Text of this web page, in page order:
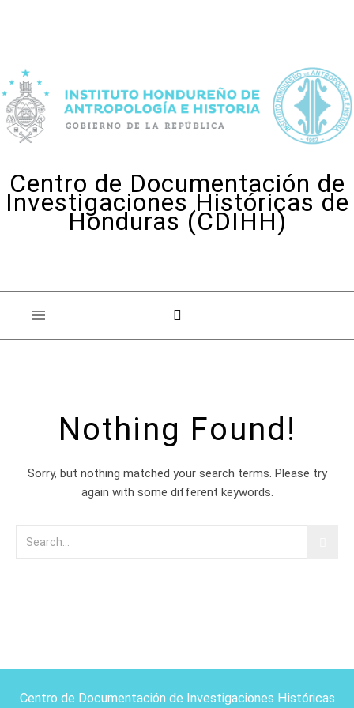
Centro de Documentación de
Investigaciones Históricas de
Honduras (CDIHH)
Nothing Found!
Sorry, but nothing matched your search terms. Please try
again with some different keywords.
Centro de Documentación de Investigaciones Históricas